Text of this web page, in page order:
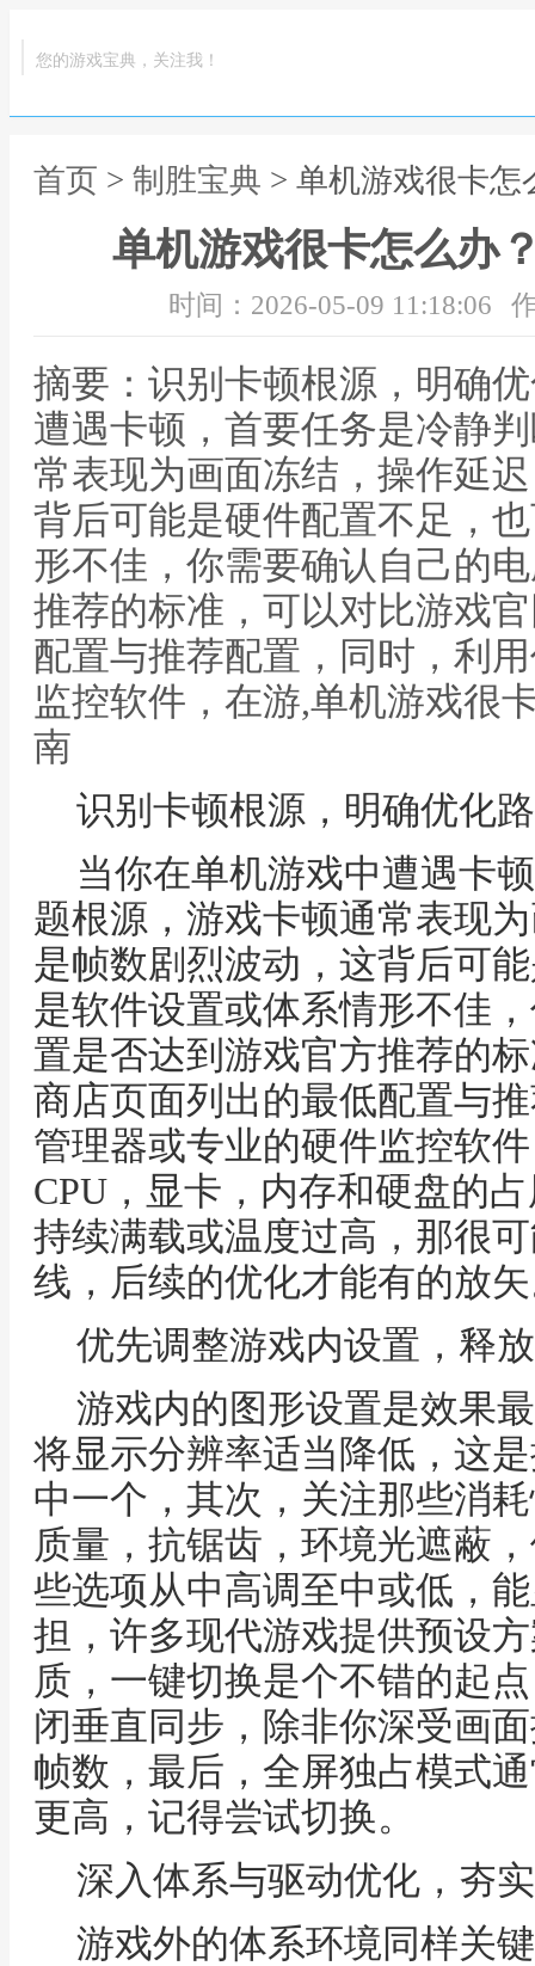
您的游戏宝典，关注我！
首页 > 制胜宝典 > 单机游戏很卡
单机游戏很卡怎么办
时间：2026-05-09 11:18:06
摘要：识别卡顿根源，明确
遭遇卡顿，首要任务是冷静
常表现为画面冻结，操作延
背后可能是硬件配置不足，
形不佳，你需要确认自己的
推荐的标准，可以对比游戏
配置与推荐配置，同时，利
监控软件，在游,单机游戏很
南
识别卡顿根源，明确优化
当你在单机游戏中遭遇卡
题根源，游戏卡顿通常表现
是帧数剧烈波动，这背后可
是软件设置或体系情形不佳
置是否达到游戏官方推荐的
商店页面列出的最低配置与
管理器或专业的硬件监控软
CPU，显卡，内存和硬盘的
持续满载或温度过高，那很
线，后续的优化才能有的放
优先调整游戏内设置，释
游戏内的图形设置是效果
将显示分辨率适当降低，这
中一个，其次，关注那些消
质量，抗锯齿，环境光遮蔽
些选项从中高调至中或低，
担，许多现代游戏提供预设
质，一键切换是个不错的起
闭垂直同步，除非你深受画
帧数，最后，全屏独占模式
更高，记得尝试切换。
深入体系与驱动优化，夯
游戏外的体系环境同样关